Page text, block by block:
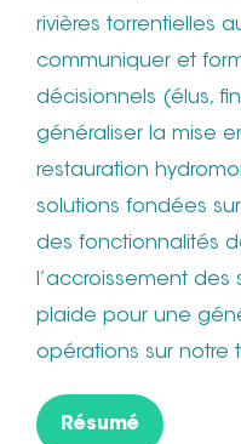
rivières torrentielles
communiquer et
décisionnels (élus,
généraliser la mise
restauration
solutions fondées
des fonctionnalités
l’accroissement
plaide pour une
opérations sur notre
Résumé